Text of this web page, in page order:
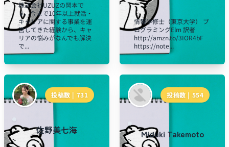
株式会社UZUZの岡本で
す。今まで10年以上就活・
キャリアに関する事業を運
営してきた経験から、キャ
リアの悩みがなんでも解決
で...
情報学修士（東京大学） プ
ログラミングElm 訳者
http://amzn.to/3IOR4bF
https://note...
投稿数 | 731
佐野美七海
投稿数 | 554
Miduki Takemoto